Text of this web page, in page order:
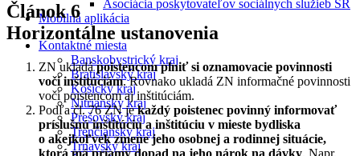
Asociácia poskytovateľov sociálnych služieb SR
Mobilná aplikácia
Kontaktné miesta
Banskobystrický kraj
Bratislavský kraj
Košický kraj
Nitriansky kraj
Prešovský kraj
Trenčiansky kraj
Trnavský kraj
Článok 6
Horizontálne ustanovenia
ZN ukladápoistencom plniť si oznamovacie povinnosti
voči inštitúciám. Rovnako ukladá ZN informačné povinnosti
voči poistencom aj inštitúciám.
Podľa čl. 76 ZN jekaždý poistenec povinný informovať
príslušnú inštitúciu a inštitúciu v mieste bydliska
o akejkoľvek zmene jeho osobnej a rodinnej situácie,
ktorá má priamy dopad na jeho nárok na dávky. Napr.